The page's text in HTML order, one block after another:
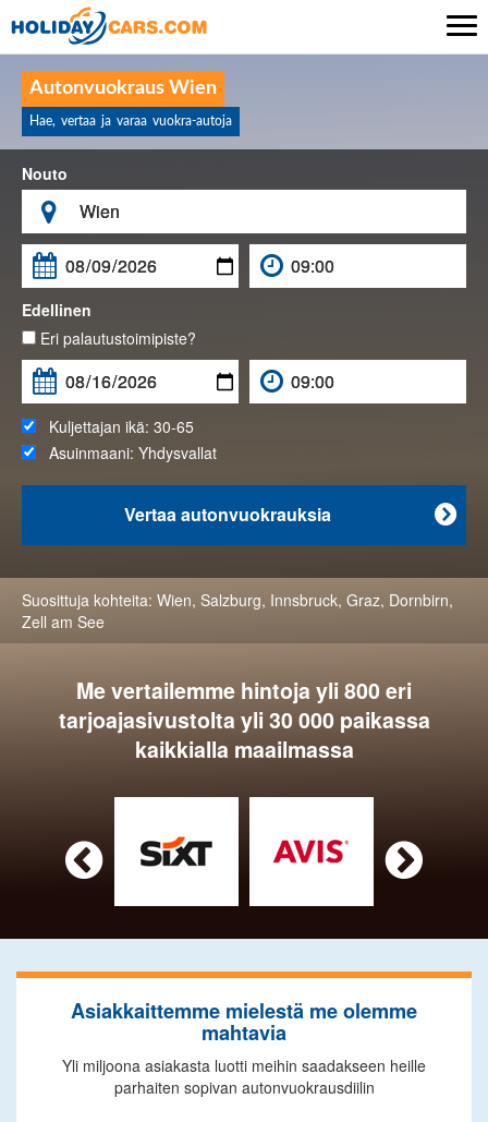
Autonvuokraus Wien
Hae, vertaa ja varaa vuokra-autoja
Nouto


Edellinen
Eri palautustoimipiste?
Kuljettajan ikä: 30-65
Asuinmaani: Yhdysvallat

Vertaa autonvuokrauksia
Suosittuja kohteita: Wien, Salzburg, Innsbruck, Graz, Dornbirn,
Zell am See
Me vertailemme hintoja yli 800 eri
tarjoajasivustolta yli 30 000 paikassa
kaikkialla maailmassa
 
Asiakkaittemme mielestä me olemme
mahtavia
Yli miljoona asiakasta luotti meihin saadakseen heille
parhaiten sopivan autonvuokrausdiilin